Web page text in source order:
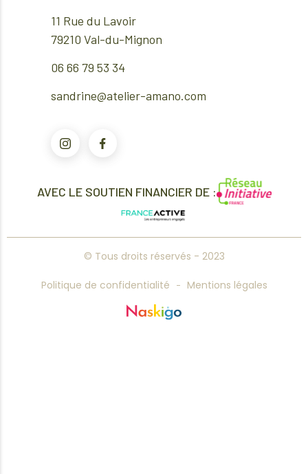
11 Rue du Lavoir
79210 Val-du-Mignon
06 66 79 53 34
sandrine@atelier-amano.com
AVEC LE SOUTIEN FINANCIER DE :
© Tous droits réservés - 2023
Politique de confidentialité Mentions légales